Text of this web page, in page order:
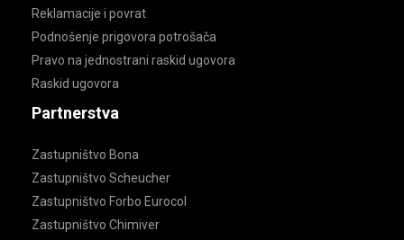
Reklamacije i povrat
Podnošenje prigovora potrošača
Pravo na jednostrani raskid ugovora
Raskid ugovora
Partnerstva
Zastupništvo Bona
Zastupništvo Scheucher
Zastupništvo Forbo Eurocol
Zastupništvo Chimiver